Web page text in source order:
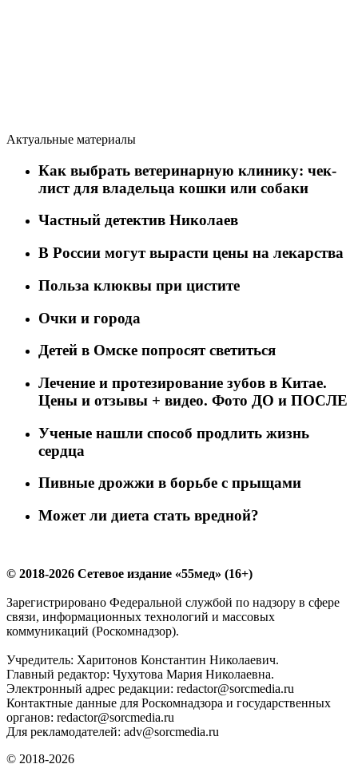
Актуальные материалы
Как выбрать ветеринарную клинику: чек-
лист для владельца кошки или собаки
Частный детектив Николаев
В России могут вырасти цены на лекарства
Польза клюквы при цистите
Очки и города
Детей в Омске попросят светиться
Лечение и протезирование зубов в Китае.
Цены и отзывы + видео. Фото ДО и ПОСЛЕ
Ученые нашли способ продлить жизнь
сердца
Пивные дрожжи в борьбе с прыщами
Может ли диета стать вредной?
© 2018-2026 Сетевое издание «55мед» (16+)
Зарегистрировано Федеральной службой по надзору в сфере
связи, информационных технологий и массовых
коммуникаций (Роскомнадзор).
Учредитель: Харитонов Константин Николаевич.
Главный редактор: Чухутова Мария Николаевна.
Электронный адрес редакции: redactor@sorcmedia.ru
Контактные данные для Роскомнадзора и государственных
органов: redactor@sorcmedia.ru
Для рекламодателей: adv@sorcmedia.ru
© 2018-2026